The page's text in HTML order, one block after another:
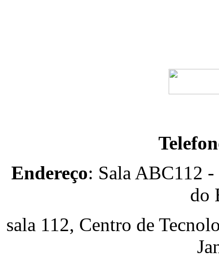
Endereço: Sala ABC112
do
sala 112, Centro de